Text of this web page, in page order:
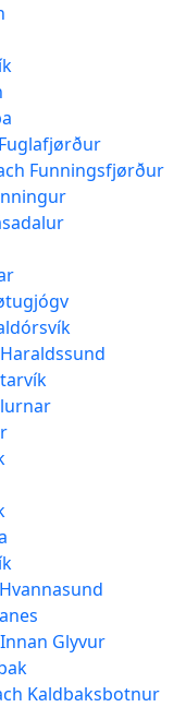
Funningsfjørður
Glyvur
Kaldbaksbotnur